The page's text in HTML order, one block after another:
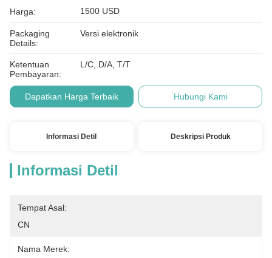
Harga: 1500 USD
Packaging
Details:
Versi elektronik
Ketentuan
Pembayaran:
L/C, D/A, T/T
Dapatkan Harga Terbaik Hubungi Kami
Informasi Detil Deskripsi Produk
Informasi Detil
Tempat Asal:
CN
Nama Merek: